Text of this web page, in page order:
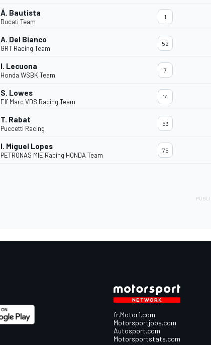
Á. Bautista
Ducati Team
1
A. Del Bianco
GRT Racing Team
52
I. Lecuona
Honda WSBK Team
7
S. Lowes
Elf Marc VDS Racing Team
14
T. Rabat
Puccetti Racing
53
I. Miguel Lopes
PETRONAS MIE Racing HONDA Team
75
fr.Motor1.com
Motorsportjobs.com
Autosport.com
Motorsportstats.com